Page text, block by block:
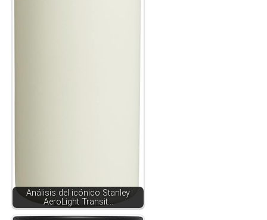
Análisis del icónico Stanley
AeroLight Transit…